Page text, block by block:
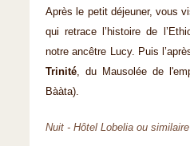
Après le petit déjeuner, vous
qui retrace l’histoire de
notre ancêtre Lucy. Puis
Trinité, du Mausolée de
Bààta).
Nuit - Hôtel Lobelia ou